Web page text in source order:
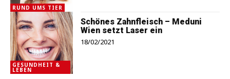
RUND UMS TIER
GESUNDHEIT &
LEBEN
Schönes Zahnfleisch – Meduni
Wien setzt Laser ein
18/02/2021